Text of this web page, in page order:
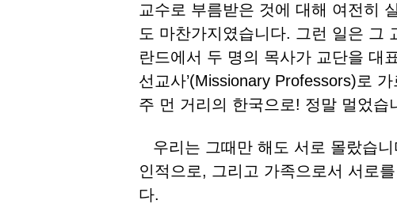
교수로 부름받은 것에 대해 여전히
도 마찬가지였습니다. 그런 일은 그
란드에서 두 명의 목사가 교단을 대
선교사’(Missionary Professors)로
주 먼 거리의 한국으로! 정말 멀었습
우리는 그때만 해도 서로 몰랐습
인적으로, 그리고 가족으로서 서로
다.